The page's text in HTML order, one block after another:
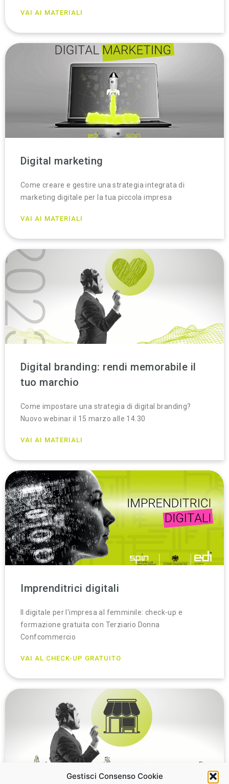
Gestisci Consenso Cookie
VAI AI MATERIALI
Digital marketing
Come creare e gestire una strategia integrata di
marketing digitale per la tua piccola impresa
VAI AI MATERIALI
Digital branding: rendi memorabile il
tuo marchio
Come impostare una strategia di digital branding?
Nuovo webinar il 15 marzo alle 14.30
VAI AI MATERIALI
Imprenditrici digitali
Il digitale per l'impresa al femminile: check-up e
formazione gratuita con Terziario Donna
Confcommercio
VAI AL CHECK-UP GRATUITO